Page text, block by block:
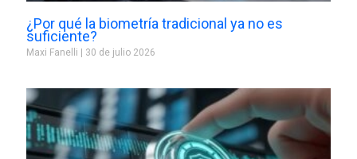
¿Por qué la biometría tradicional ya no es
suficiente?
Maxi Fanelli 30 de julio 2026